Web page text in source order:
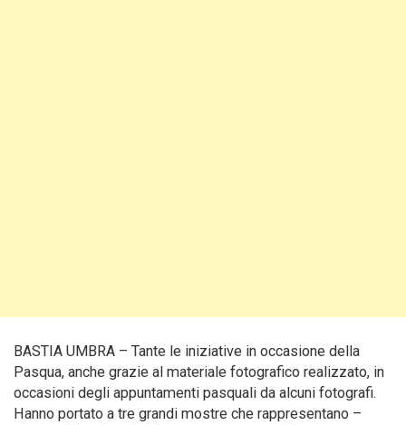
BASTIA UMBRA – Tante le iniziative in occasione della
Pasqua, anche grazie al materiale fotografico realizzato, in
occasioni degli appuntamenti pasquali da alcuni fotografi.
Hanno portato a tre grandi mostre che rappresentano –